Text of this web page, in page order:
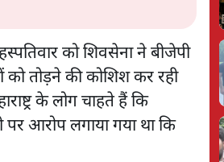
को शिवसेना ने बीजेपी
तोड़ने की कोशिश कर रही
के लोग चाहते हैं कि
पर आरोप लगाया गया था कि